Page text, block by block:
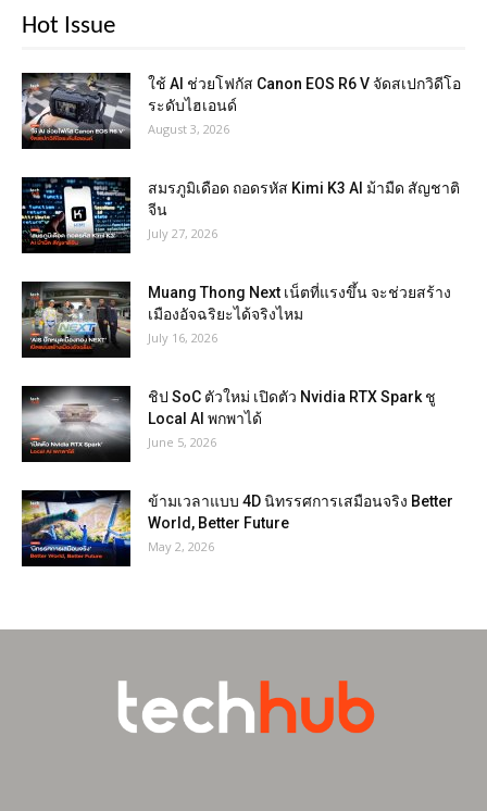
Hot Issue
ใช้ AI ช่วยโฟกัส Canon EOS R6 V จัดสเปกวิดีโอ
ระดับไฮเอนด์
August 3, 2026
สมรภูมิเดือด ถอดรหัส Kimi K3 AI ม้ามืด สัญชาติ
จีน
July 27, 2026
Muang Thong Next เน็ตที่แรงขึ้น จะช่วยสร้าง
เมืองอัจฉริยะได้จริงไหม
July 16, 2026
ชิป SoC ตัวใหม่ เปิดตัว Nvidia RTX Spark ชู
Local AI พกพาได้
June 5, 2026
ข้ามเวลาแบบ 4D นิทรรศการเสมือนจริง Better
World, Better Future
May 2, 2026